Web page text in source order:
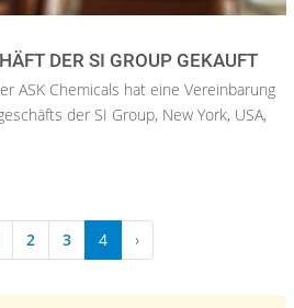
DER SI GROUP GEKAUFT
ASK Chemicals hat eine Vereinbarung
der SI Group, New York, USA,
2 3 4 ›